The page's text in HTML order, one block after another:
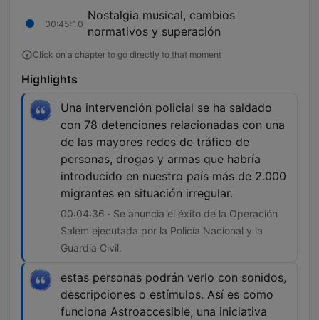
00:45:10
Nostalgia musical, cambios
normativos y superación
Click on a chapter to go directly to that moment
Highlights
Una intervención policial se ha saldado
con 78 detenciones relacionadas con una
de las mayores redes de tráfico de
personas, drogas y armas que habría
introducido en nuestro país más de 2.000
migrantes en situación irregular.
00:04:36 · Se anuncia el éxito de la Operación
Salem ejecutada por la Policía Nacional y la
Guardia Civil.
estas personas podrán verlo con sonidos,
descripciones o estímulos. Así es como
funciona Astroaccesible, una iniciativa